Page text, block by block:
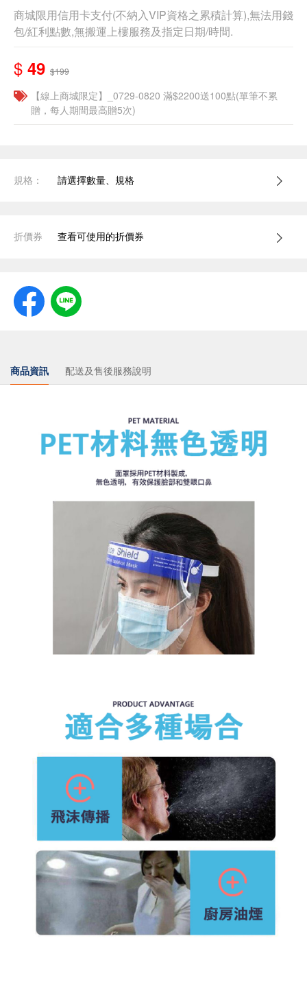
商城限用信用卡支付(不納入VIP資格之累積計算),無法用錢
包/紅利點數,無搬運上樓服務及指定日期/時間.
$ 49 $199
【線上商城限定】_0729-0820 滿$2200送100點(單筆不累
贈，每人期間最高贈5次)
規格： 請選擇數量、規格
折價券 查看可使用的折價券
商品資訊 配送及售後服務說明